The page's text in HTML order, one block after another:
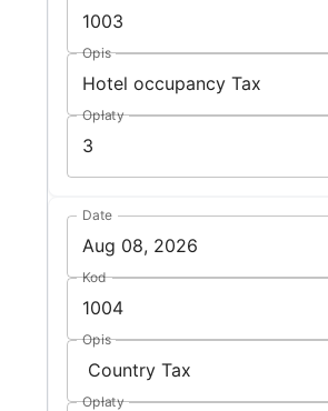
Opis
Opłaty
Date
Kod
Opis
Opłaty